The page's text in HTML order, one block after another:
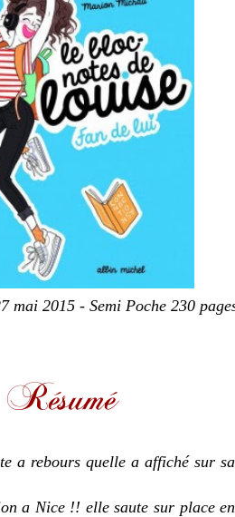
mai 2015 - Semi Poche 230
a rebours quelle a affiché sur
a Nice !! elle saute sur place